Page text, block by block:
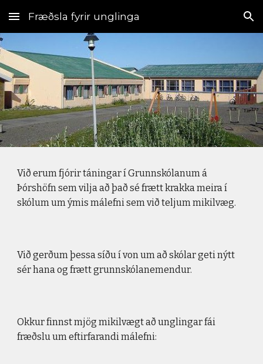
Skip to main content Skip to navigation
Fræðsla fyrir unglinga
Við erum fjórir táningar í Grunnskólanum á
Þórshöfn sem vilja að það sé frætt krakka meira í
skólum um ýmis málefni sem við teljum mikilvæg.
Við gerðum þessa síðu í von um að skólar geti nýtt
sér hana og frætt grunnskólanemendur.
Okkur finnst mjög mikilvægt að unglingar fái
fræðslu um eftirfarandi málefni: